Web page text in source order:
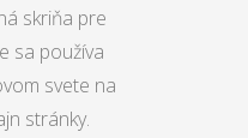
skriňa pre
sa používa
svete na
stránky.